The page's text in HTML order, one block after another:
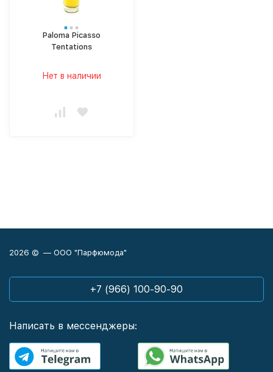
Paloma Picasso
Tentations
Нет в наличии
2026 © — ООО "Парфюмода"
+7 (966) 100-90-90
Написать в мессенджеры: